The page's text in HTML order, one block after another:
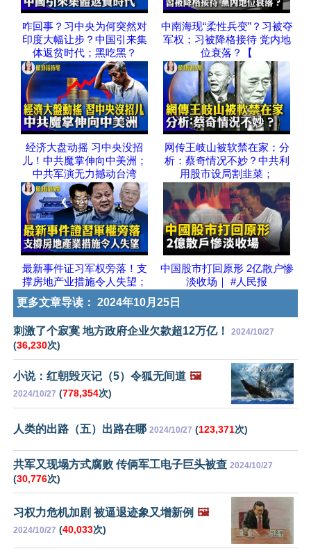
咋回事？习中央为何突然对
印度大幅让步？中国引来集
体返贫时代；黑吃黑？
中南海现“柔性兵变”？习被夺
军权；习被降格接待 党内地
位衰落？【
经济大盘动摇 习中央没招
儿！中共魔掌伸向中美洲；
中共军演无力撼动台湾
网传王岐山被软禁在家；分
析：蔡奇情况不妙？中共利
用股市设局割韭菜；
最新事件证习军权旁落！支
撑房地产业措施令人失望；
中国股市打回原形 2亿散户惨
淡收场｜ #人民报
更多文章导读： 2024年10月25日
刺激了个寂寞 地方政府企业欠款超12万亿！ 2024/10/27
(36,230次)
小说：红朝毁灭记（5）令狐无间道 🖼️
2024/10/27 (778,354次)
人类的出路（五）出路在哪 2024/10/27 (123,371次)
共军又现塌方式腐败 传俩军工电子巨头被查 2024/10/27
(30,776次)
习权力危机加剧 被逼退迹象又增新例 🖼️
2024/10/27 (40,033次)